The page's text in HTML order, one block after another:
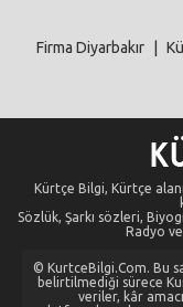
Firma Diyarbakır
Kürtçe Bilgi, Kürtçe
Sözlük, Şarkı sözleri,
Radyo
© KurtceBilgi.Com. Bu
belirtilmediği sürece
veriler, kâr